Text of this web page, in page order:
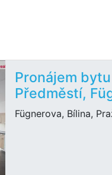
Pronájem
Předměstí,
Fügnerova, Bílina,